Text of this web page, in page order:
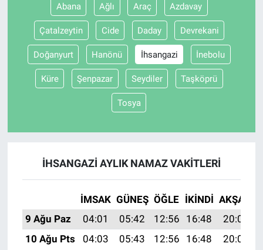
Abana Ağlı Araç Azdavay
Çatalzeytin Cide Daday Devrekani
Doğanyurt Hanönü İhsangazi İnebolu
Küre Şenpazar Seydiler Taşköprü
Tosya
İHSANGAZI AYLIK NAMAZ VAKITLERI
İMSAK GÜNEŞ ÖĞLE İKINDI AKŞAM
9 Ağu Paz
04:01 05:42 12:56 16:48 20:01
10 Ağu Pts
04:03 05:43 12:56 16:48 20:00
Güvenlik
Bölge